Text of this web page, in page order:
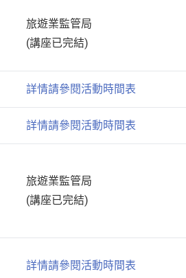
旅遊業監管局
(講座已完結)
詳情請參閱活動時間表
詳情請參閱活動時間表
旅遊業監管局
(講座已完結)
詳情請參閱活動時間表